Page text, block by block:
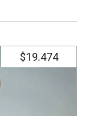
$19.474